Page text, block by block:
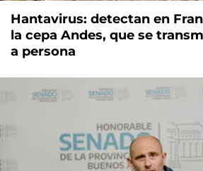
Hantavirus: detectan en
la cepa Andes, que se
a persona